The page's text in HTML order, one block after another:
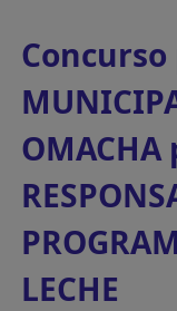
Concurso
LECHE